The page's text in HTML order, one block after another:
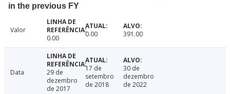
in the previous FY
Valor
0.00
0.00 391.00
Data
29 de
dezembro
de 2017
17 de
setembro
de 2018
30 de
dezembro
de 2022